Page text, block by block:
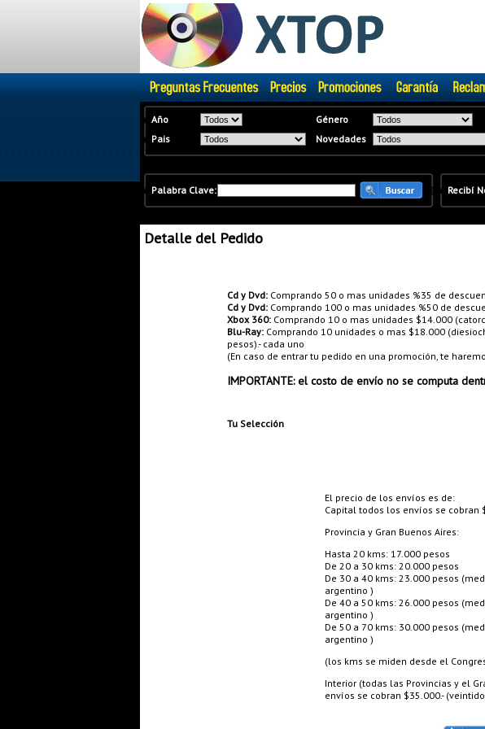
� Año Género
� Pais Novedades
� Palabra Clave: � � Recibí
Detalle del Pedido
Cd y Dvd: Comprando 50 o mas unidades %35 de
Cd y Dvd: Comprando 100 o mas unidades %50 de
Xbox 360: Comprando 10 o mas unidades $14.000
Blu-Ray: Comprando 10 unidades o mas $18.000
pesos).- cada uno
(En caso de entrar tu pedido en una promoción, te
IMPORTANTE: el costo de envío no se computa
Tu Selección
El precio de los envíos es de:
Capital todos los envíos se cobran
Provincia y Gran Buenos Aires:
Hasta 20 kms: 17.000 pesos
De 20 a 30 kms: 20.000 pesos
De 30 a 40 kms: 23.000 pesos
argentino )
De 40 a 50 kms: 26.000 pesos
argentino )
De 50 a 70 kms: 30.000 pesos
argentino )
(los kms se miden desde el
Interior (todas las Provincias y el
envíos se cobran $35.000.-